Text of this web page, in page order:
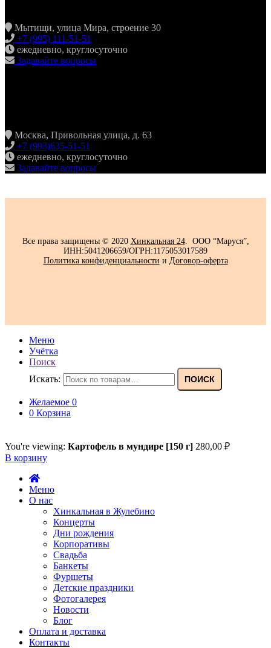
Мытищи, улица Мира, строение 30
+7 (995) 111-51-51
ежедневно, круглосуточно
Задавайте вопросы
Москва, Привольная улица, д. 63
+7 (993)635-51-51
ежедневно, круглосуточно
Задавайте вопросы
Все права защищены © 2020 Хинкальная 24. ООО “Маруся”,
ИНН:5041206659/ОГРН:1175053017589
Политика конфиденциальности‍ и Договор-оферта
Меню
Учётка
Поиск
Искать:
ПОИСК
Желаемое 0
0 Корзина
You're viewing: Картофель в мундире [150 г] 280,00 ₽
В корзину
Меню
О нас
Хинкальная в Жулебино
Концерты
Дни рождения
Корпоративы
Свадьба
Банкеты
Фуршеты
Детские праздники
Фотогалерея
Новости
Блог
Оплата и доставка
Контакты